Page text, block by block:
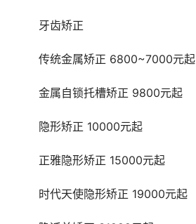
	牙齿矫正
	传统金属矫正 6800~7000元起
	金属自锁托槽矫正 9800元起
	隐形矫正 10000元起
	正雅隐形矫正 15000元起
	时代天使隐形矫正 19000元起